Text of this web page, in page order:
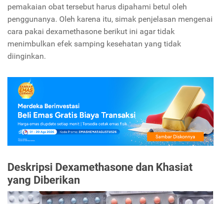
pemakaian obat tersebut harus dipahami betul oleh
penggunanya. Oleh karena itu, simak penjelasan mengenai
cara pakai dexamethasone berikut ini agar tidak
menimbulkan efek samping kesehatan yang tidak
diinginkan.
Deskripsi Dexamethasone dan Khasiat
yang Diberikan